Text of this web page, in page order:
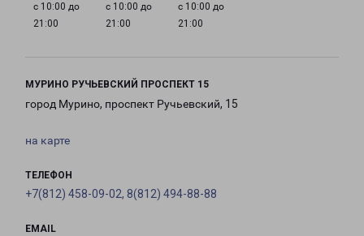
с 10:00 до
21:00
с 10:00 до
21:00
с 10:00 до
21:00
МУРИНО РУЧЬЕВСКИЙ ПРОСПЕКТ 15
город Мурино, проспект Ручьевский, 15
на карте
ТЕЛЕФОН
+7(812) 458-09-02, 8(812) 494-88-88
EMAIL